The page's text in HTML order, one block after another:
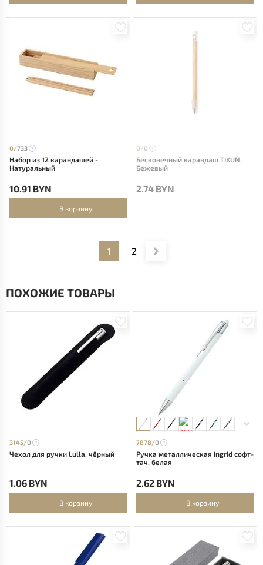
0/733
Набор из 12 карандашей -
Натуральный
10.91 BYN
В корзину
0/0
Бесконечный карандаш TIKUN,
Бежевый
2.74 BYN
1 2
ПОХОЖИЕ ТОВАРЫ
3145/0
Чехол для ручки Lulla, чёрный
1.06 BYN
В корзину
7878/0
Ручка металлическая Ingrid софт-
тач, белая
2.62 BYN
В корзину